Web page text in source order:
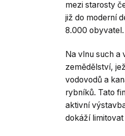
mezi starosty
již do moderní
8.000 obyvatel.
Na vlnu such a
zemědělství,
vodovodů a
rybníků. Tato
aktivní
dokáží